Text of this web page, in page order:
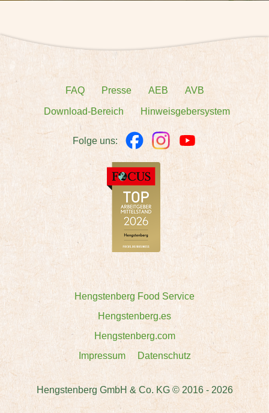
FAQ Presse AEB AVB
Download-Bereich Hinweisgebersystem
Folge uns:
Hengstenberg GmbH & Co. KG © 2016 - 2026
Hengstenberg Food Service
Hengstenberg.es
Hengstenberg.com
Impressum
Datenschutz